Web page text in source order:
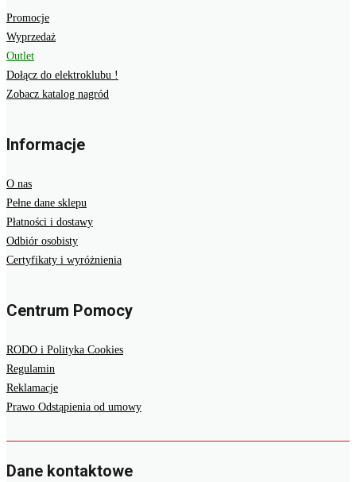
Promocje
Wyprzedaż
Outlet
Dołącz do elektroklubu !
Zobacz katalog nagród
Informacje
O nas
Pełne dane sklepu
Płatności i dostawy
Odbiór osobisty
Certyfikaty i wyróżnienia
Centrum Pomocy
RODO i Polityka Cookies
Regulamin
Reklamacje
Prawo Odstąpienia od umowy
Dane kontaktowe